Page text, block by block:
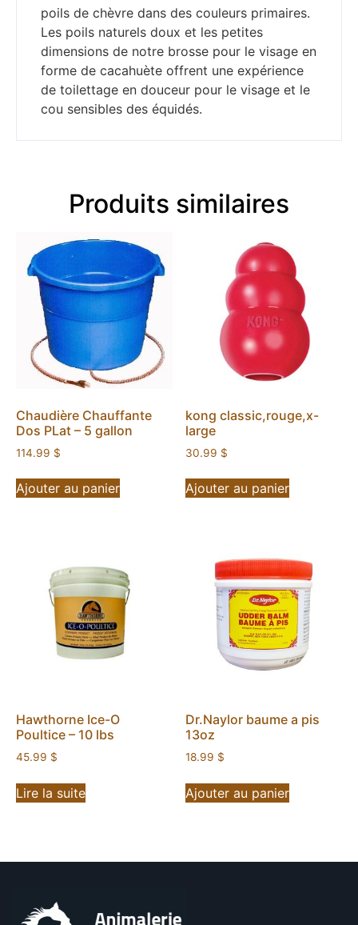
poils de chèvre dans des couleurs primaires.
Les poils naturels doux et les petites
dimensions de notre brosse pour le visage en
forme de cacahuète offrent une expérience
de toilettage en douceur pour le visage et le
cou sensibles des équidés.
Produits similaires
Chaudière Chauffante
Dos PLat – 5 gallon
114.99 $
Ajouter au panier
kong classic,rouge,x-
large
30.99 $
Ajouter au panier
Hawthorne Ice-O
Poultice – 10 lbs
45.99 $
Lire la suite
Dr.Naylor baume a pis
13oz
18.99 $
Ajouter au panier